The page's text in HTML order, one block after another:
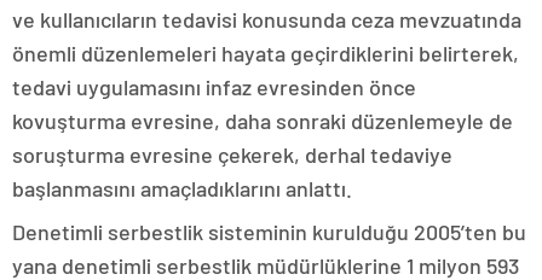
ve kullanıcıların tedavisi konusunda ceza mevzuatında
önemli düzenlemeleri hayata geçirdiklerini belirterek,
tedavi uygulamasını infaz evresinden önce
kovuşturma evresine, daha sonraki düzenlemeyle de
soruşturma evresine çekerek, derhal tedaviye
başlanmasını amaçladıklarını anlattı.
Denetimli serbestlik sisteminin kurulduğu 2005’ten bu
yana denetimli serbestlik müdürlüklerine 1 milyon 593